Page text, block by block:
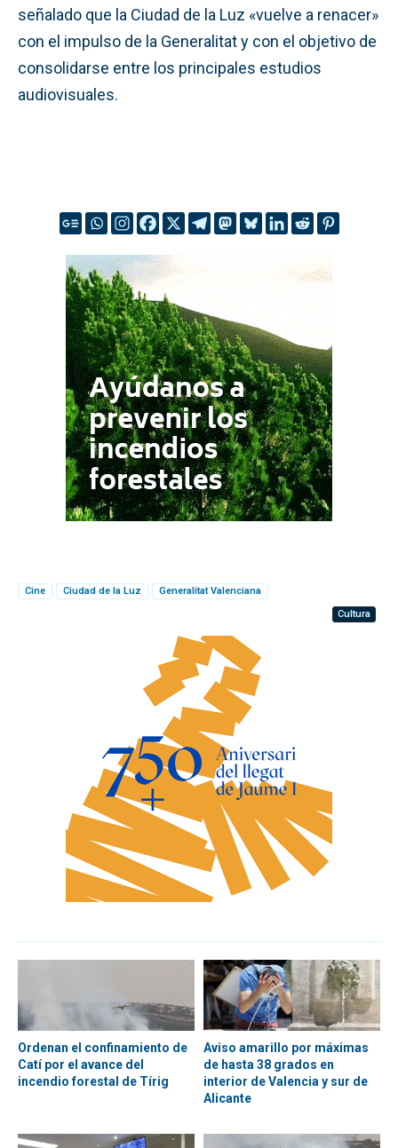
señalado que la Ciudad de la Luz «vuelve a renacer»
con el impulso de la Generalitat y con el objetivo de
consolidarse entre los principales estudios
audiovisuales.
Cine Ciudad de la Luz
Generalitat Valenciana
Cultura
Ordenan el confinamiento de
Catí por el avance del
incendio forestal de Tírig
Aviso amarillo por máximas
de hasta 38 grados en
interior de Valencia y sur de
Alicante